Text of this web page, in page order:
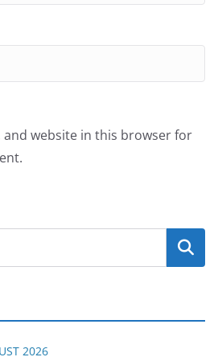
and website in this browser for
Search
2026